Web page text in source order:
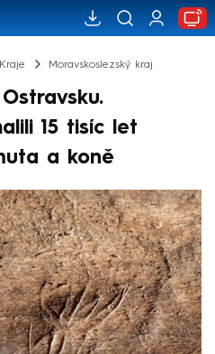
Kraje Moravskoslezský kraj
15 tisíc let
a koně